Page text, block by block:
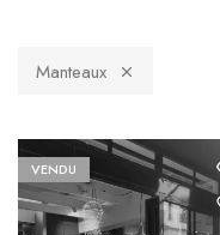
Manteaux
VENDU